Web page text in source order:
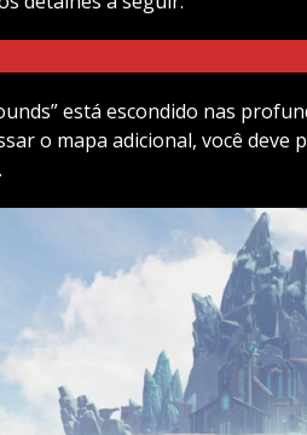
está escondido nas
o mapa adicional, você deve